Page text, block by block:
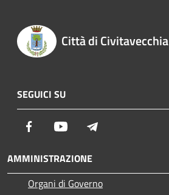
Città di Civitavecchia
SEGUICI SU
Facebook Youtube
AMMINISTRAZIONE
Organi di Governo